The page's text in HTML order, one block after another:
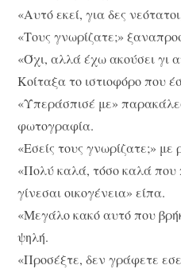
«Αυτό εκεί, για δες
«Τους γνωρίζατε;»
«Όχι, αλλά έχω ακούσει γι
Κοίταξα το ιστιοφόρο που
«Υπεράσπισέ με»
φωτογραφία.
«Εσείς τους γνωρίζατε;» με
«Πολύ καλά, τόσο καλά
γίνεσαι οικογένεια» είπα.
«Μεγάλο κακό αυτό που
ψηλή.
«Προσέξτε, δεν γράφετε